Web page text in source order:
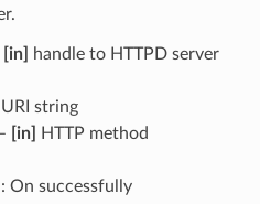
[in]
handle to HTTPD server
URI string
[in] HTTP method
: On successfully